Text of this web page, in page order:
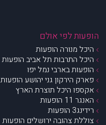
הופעות לפי אולם
היכל מנורה הופעות
היכל התרבות תל אביב הופעות
הופעות בארבי נמל יפו
פארק הירקון גני יהושע הופעות
אקספו היכל תוצרת הארץ
האנגר 11 הופעות
רידינג3 הופעות
צוללת צהובה ירושלים הופעות